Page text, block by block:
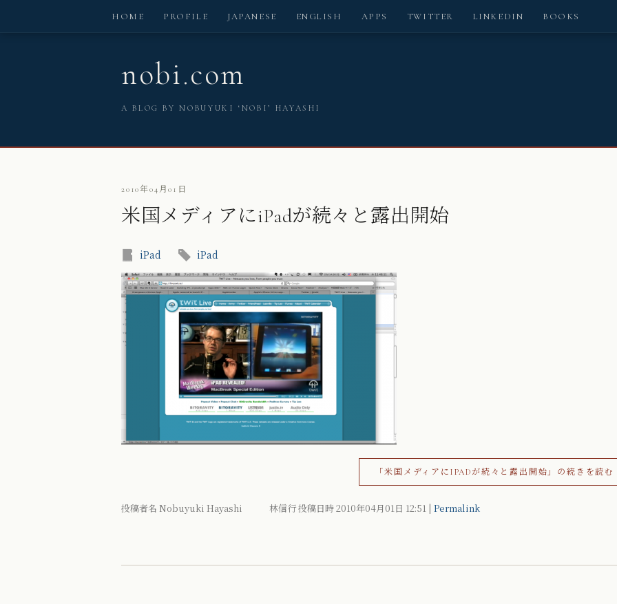
nobi.com
A BLOG BY NOBUYUKI ‘NOBI’ HAYASHI
HOME PROFILE JAPANESE ENGLISH APPS TWITTER LINKEDIN BOOKS
2010年04月01日
米国メディアにiPadが続々と露出開始
iPad iPad
「米国メディアにIPADが続々と露出開始」の続きを読む
投稿者名 Nobuyuki Hayashi 林信行 投稿日時 2010年04月01日 12:51 | Permalink